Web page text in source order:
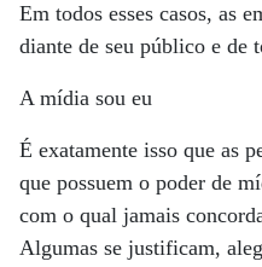
Em todos esses casos, as
diante de seu público e de
A mídia sou eu
É exatamente isso que as
que possuem o poder de
com o qual jamais
Algumas se justificam,